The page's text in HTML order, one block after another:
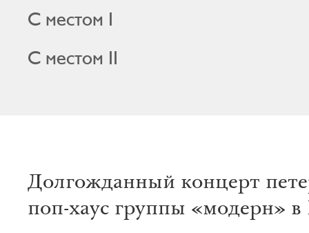
С местом I
С местом II
Долгожданный концерт
поп-хаус группы «модерн»